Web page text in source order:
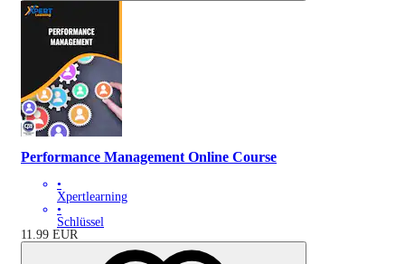
Performance Management Online Course
•
Xpertlearning
•
Schlüssel
11.99 EUR